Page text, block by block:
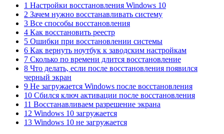
1 Настройки восстановления Windows 10
2 Зачем нужно восстанавливать систему
3 Все способы восстановления
4 Как восстановить реестр
5 Ошибки при восстановлении системы
6 Как вернуть ноутбук к заводским настройкам
7 Сколько по времени длится восстановление
8 Что делать, если после восстановления появился
черный экран
9 Не загружается Windows после восстановления
10 Сбился ключ активации после восстановления
11 Восстанавливаем разрешение экрана
12 Windows 10 загружается
13 Windows 10 не загружается